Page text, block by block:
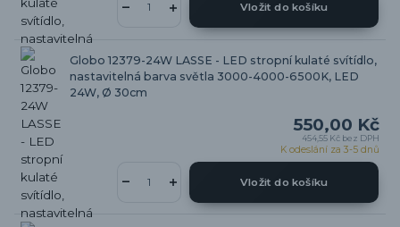
Vložit do košíku
Globo 12379-24W LASSE - LED stropní kulaté svítídlo,
nastavitelná barva světla 3000-4000-6500K, LED
24W, Ø 30cm
550,00 Kč
454,55 Kč bez DPH
K odeslání za 3-5 dnů
Vložit do košíku